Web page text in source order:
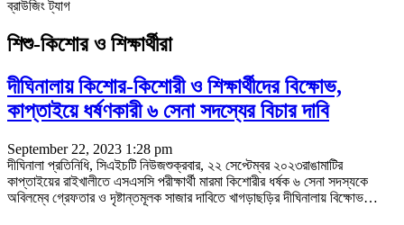
ব্রাউজিং ট্যাগ
শিশু-কিশোর ও শিক্ষার্থীরা
দীঘিনালায় কিশোর-কিশোরী ও শিক্ষার্থীদের বিক্ষোভ,
কাপ্তাইয়ে ধর্ষণকারী ৬ সেনা সদস্যের বিচার দাবি
September 22, 2023 1:28 pm
দীঘিনালা প্রতিনিধি, সিএইচটি নিউজশুক্রবার, ২২ সেপ্টেম্বর ২০২৩রাঙামাটির
কাপ্তাইয়ের রাইখালীতে এসএসসি পরীক্ষার্থী মারমা কিশোরীর ধর্ষক ৬ সেনা সদস্যকে
অবিলম্বে গ্রেফতার ও দৃষ্টান্তমূলক সাজার দাবিতে খাগড়াছড়ির দীঘিনালায় বিক্ষোভ…